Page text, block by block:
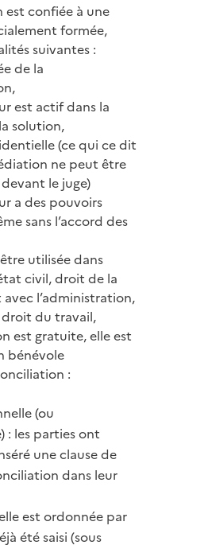
est confiée à une
formée,
suivantes :
de la
est actif dans la
solution,
(ce qui ce dit
ne peut être
le juge)
a des pouvoirs
sans l’accord des
utilisée dans
civil, droit de la
l’administration,
du travail,
est gratuite, elle est
bénévole
:
(ou
: les parties ont
une clause de
dans leur
est ordonnée par
été saisi (sous